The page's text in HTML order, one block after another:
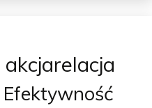
akcjarelacja
Efektywność